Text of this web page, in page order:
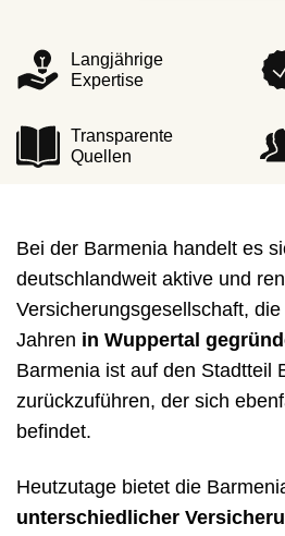
Langjährige
Expertise
Transparente
Quellen
Bei der Barmenia handelt es
deutschlandweit aktive und
Versicherungsgesellschaft,
Jahren in Wuppertal
Barmenia ist auf den Stadtteil
zurückzuführen, der sich
befindet.
Heutzutage bietet die
unterschiedlicher